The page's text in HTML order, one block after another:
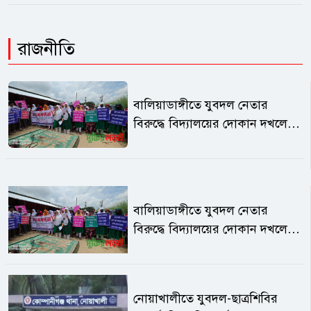
রাজনীতি
বালিয়াডাঙ্গীতে যুবদল নেতার
বিরুদ্ধে বিদ্যালয়ের দোকান দখলের
বালিয়াডাঙ্গীতে যুবদল নেতার
বিরুদ্ধে বিদ্যালয়ের দোকান দখলের
নোয়াখালীতে যুবদল-ছাত্রশিবির